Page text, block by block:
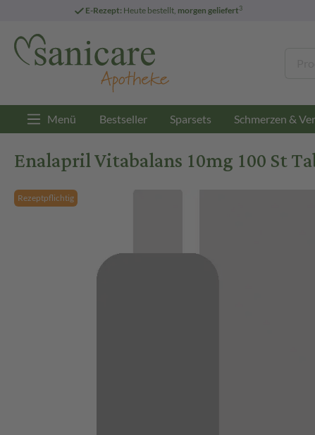
E-Rezept: Heute bestellt, morgen geliefert3
Menü Bestseller Sparsets Schmerzen &
Enalapril Vitabalans 10mg 100 St
Rezeptpflichtig